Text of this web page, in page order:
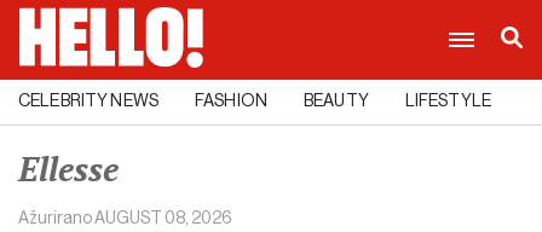
CELEBRITY NEWS FASHION BEAUTY LIFESTYLE
Ellesse
AžuriranoAUGUST 08, 2026